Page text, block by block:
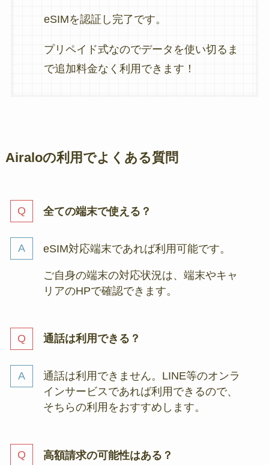
eSIMを認証し完了です。
プリペイド式なのでデータを使い切るま
で追加料金なく利用できます！
Airaloの利用でよくある質問
全ての端末で使える？
eSIM対応端末であれば利用可能です。
ご自身の端末の対応状況は、端末やキャ
リアのHPで確認できます。
通話は利用できる？
通話は利用できません。LINE等のオンラ
インサービスであれば利用できるので、
そちらの利用をおすすめします。
高額請求の可能性はある？